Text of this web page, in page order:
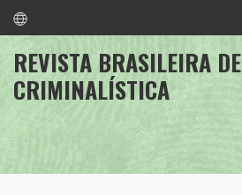
REVISTA BRASILEIRA DE
CRIMINALÍSTICA